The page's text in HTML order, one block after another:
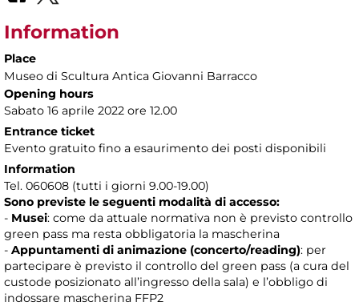
Information
Place
Museo di Scultura Antica Giovanni Barracco
Opening hours
Sabato 16 aprile 2022 ore 12.00
Entrance ticket
Evento gratuito fino a esaurimento dei posti disponibili
Information
Tel. 060608 (tutti i giorni 9.00-19.00)
Sono previste le seguenti modalità di accesso:
- Musei: come da attuale normativa non è previsto controllo
green pass ma resta obbligatoria la mascherina
- Appuntamenti di animazione (concerto/reading): per
partecipare è previsto il controllo del green pass (a cura del
custode posizionato all’ingresso della sala) e l’obbligo di
indossare mascherina FFP2